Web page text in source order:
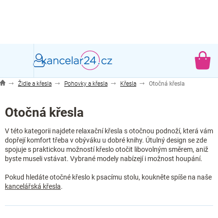
Židle a křesla Pohovky a křesla Křesla Otočná křesla
Otočná křesla
V této kategorii najdete relaxační křesla s otočnou podnoží, která vám
dopřejí komfort třeba v obýváku u dobré knihy. Útulný design se zde
spojuje s praktickou možností křeslo otočit libovolným směrem, aniž
byste museli vstávat. Vybrané modely nabízejí i možnost houpání.
Pokud hledáte otočné křeslo k psacímu stolu, koukněte spíše na naše
kancelářská křesla.